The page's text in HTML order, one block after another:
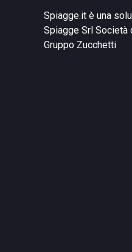
Spiagge.it è una
Spiagge Srl Società
Gruppo Zucchetti